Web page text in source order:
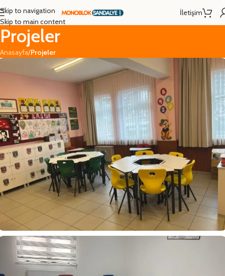
Skip to navigation
Skip to main content
İletişim
Projeler
Anasayfa/Projeler
Dr. Lütfü Kırdar İlkokulu Güngören İSTANBUL